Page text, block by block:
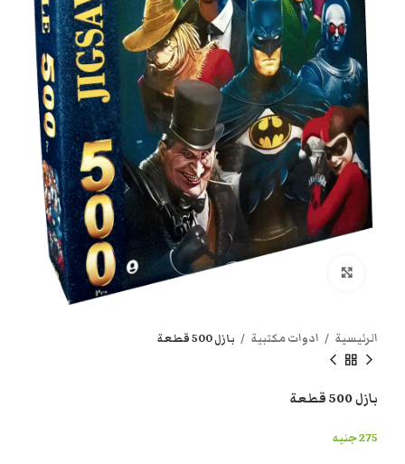
الرئيسية ادوات مكتبية بازل 500 قطعة
بازل 500 قطعة
275جنيه